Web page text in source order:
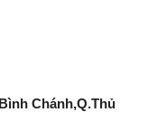
Chánh,Q.Thủ